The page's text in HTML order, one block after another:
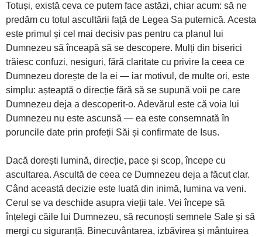
Totuși, există ceva ce putem face astăzi, chiar acum: să ne
predăm cu totul ascultării față de Legea Sa puternică. Acesta
este primul și cel mai decisiv pas pentru ca planul lui
Dumnezeu să înceapă să se descopere. Mulți din biserici
trăiesc confuzi, nesiguri, fără claritate cu privire la ceea ce
Dumnezeu dorește de la ei — iar motivul, de multe ori, este
simplu: așteaptă o direcție fără să se supună voii pe care
Dumnezeu deja a descoperit-o. Adevărul este că voia lui
Dumnezeu nu este ascunsă — ea este consemnată în
poruncile date prin profeții Săi și confirmate de Isus.
Dacă dorești lumină, direcție, pace și scop, începe cu
ascultarea. Ascultă de ceea ce Dumnezeu deja a făcut clar.
Când această decizie este luată din inimă, lumina va veni.
Cerul se va deschide asupra vieții tale. Vei începe să
înțelegi căile lui Dumnezeu, să recunoști semnele Sale și să
mergi cu siguranță. Binecuvântarea, izbăvirea și mântuirea